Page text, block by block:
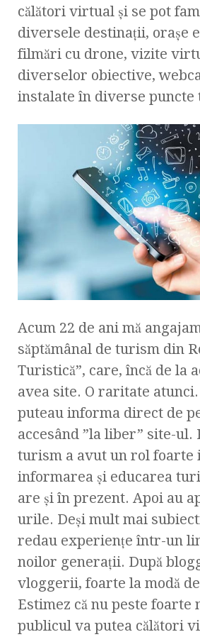
călători virtual şi se pot
diversele destinaţii, oraşe
filmări cu drone, vizite
diverselor obiective,
instalate în diverse puncte
Acum 22 de ani mă
săptămânal de turism din
Turistică”, care, încă de la
avea site. O raritate
puteau informa direct de
accesând ”la liber” site-ul.
turism a avut un rol foarte
informarea și educarea
are și în prezent. Apoi au
urile. Deși mult mai
redau experiențe într-un
noilor generații. După
vloggerii, foarte la modă
Estimez că nu peste foarte
publicul va putea călători